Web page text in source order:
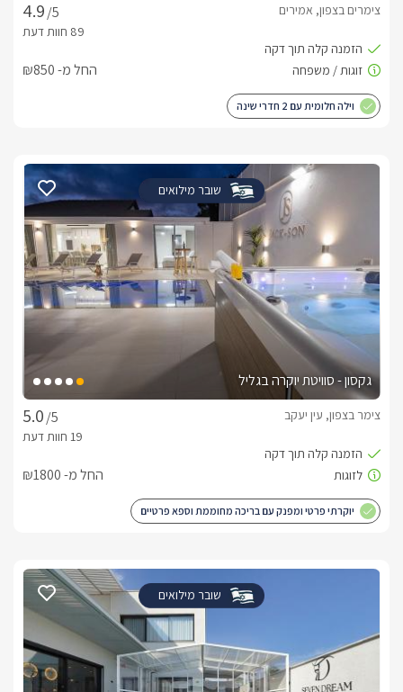
/5
צימרים בצפון, אמירים
החל מ- ₪850
וילה חלומית עם 2 חדרי שינה
שובר מילואים
גקסון - סוויטת יוקרה בגליל
/5
צימר בצפון, עין יעקב
החל מ- ₪1800
יוקרתי פרטי ומפנק עם בריכה מחוממת וספא פרטיים
שובר מילואים